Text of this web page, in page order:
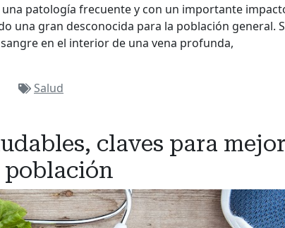
patología frecuente y con un importante
una gran desconocida para la población general.
en el interior de una vena profunda,
Salud
claves para
población